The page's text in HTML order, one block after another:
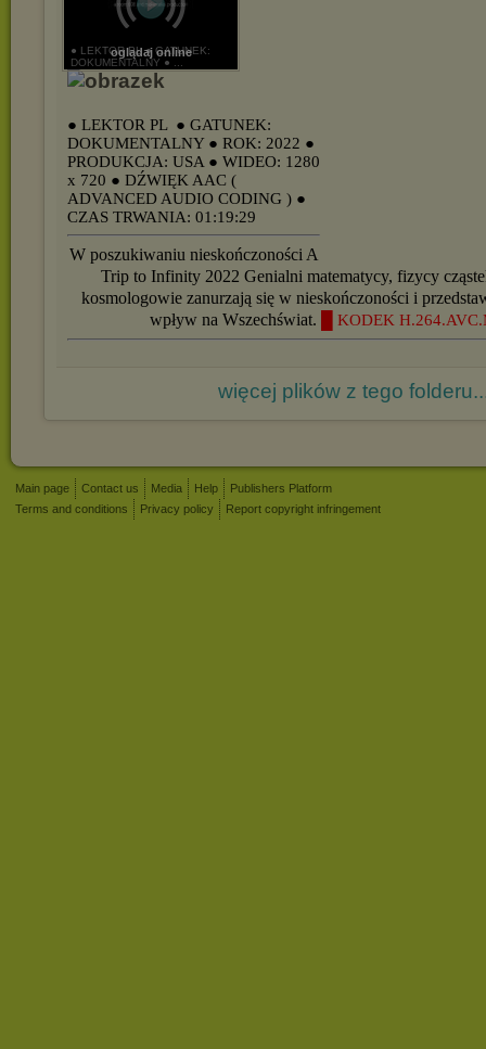
oglądaj online
● LEKTOR PL ● GATUNEK:
DOKUMENTALNY ● ...
● LEKTOR PL ● GATUNEK:
DOKUMENTALNY ● ROK: 2022 ●
PRODUKCJA: USA ● WIDEO: 1280
x 720 ● DŹWIĘK AAC (
ADVANCED AUDIO CODING ) ●
CZAS TRWANIA: 01:19:29
W poszukiwaniu nieskończoności A
Trip to Infinity 2022 Genialni matematycy, fizycy
kosmologowie zanurzają się w nieskończoności i
wpływ na Wszechświat.
█ KODEK
więcej plików z tego
Main page Contact us Media Help
Publishers Platform
Terms and conditions
Privacy policy Report copyright infringement